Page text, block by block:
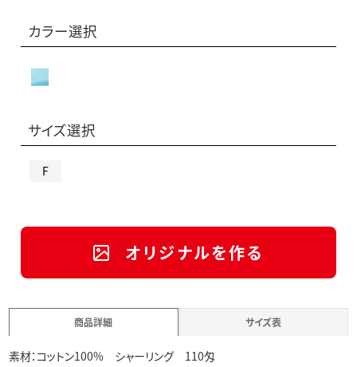
カラー選択
サイズ選択
F
オリジナルを作る
商品詳細 サイズ表
素材：コットン100% シャーリング 110匁